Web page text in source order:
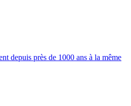
depuis près de 1000 ans à la même